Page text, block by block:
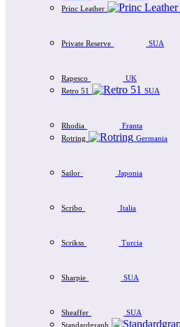
Princ Leather
Private Reserve SUA
Rapesco
UK
Retro 51
SUA
Rhodia
Franta
Rotring
Germania
Sailor Japonia
Scribo Italia
Scrikss Turcia
Sharpie SUA
Sheaffer
SUA
Standardgraph